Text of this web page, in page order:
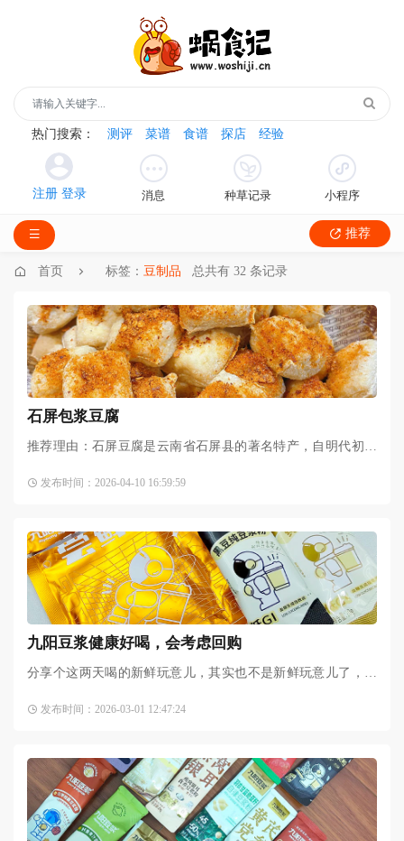
热门搜索： 测评 菜谱 食谱 探店 经验
消息 种草记录 小程序
推荐
首页 标签： 豆制品 总共有 32 条记录
石屏包浆豆腐
推荐理由：石屏豆腐是云南省石屏县的著名特产，自明代初叶
质地细腻，味道鲜美，且无石膏豆腐的腥气、苦涩味及石膏渣
发布时间：2026-04-10 16:59:59
九阳豆浆健康好喝，会考虑回购
分享个这两天喝的新鲜玩意儿，其实也不是新鲜玩意儿了，但
的。前两年我怀宝宝的时
发布时间：2026-03-01 12:47:24